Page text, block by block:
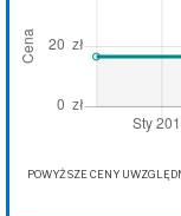
POWYŻSZE CENY